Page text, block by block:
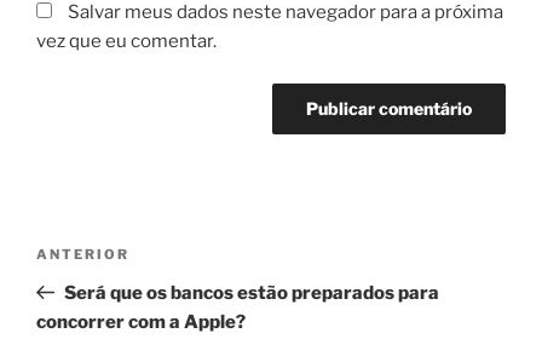
Salvar meus dados neste navegador para a próxima
vez que eu comentar.
Post
Post
anterior
ANTERIOR
Será que os bancos estão preparados para
concorrer com a Apple?